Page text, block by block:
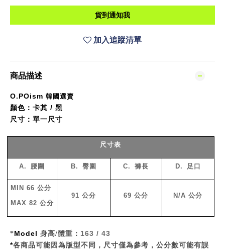
貨到通知我
加入追蹤清單
商品描述
O.POism 韓國選賣
顏色：卡其 / 黑
尺寸：單一尺寸
尺寸表
A. 腰圍 B. 臀圍 C. 褲長 D. 足口
MIN 66 公分
MAX 82 公分
91 公分 69公分 N/A公分
*Model 身高/體重： 163 / 43
*各商品可能因為版型不同，尺寸僅為參考，公分數可能有誤